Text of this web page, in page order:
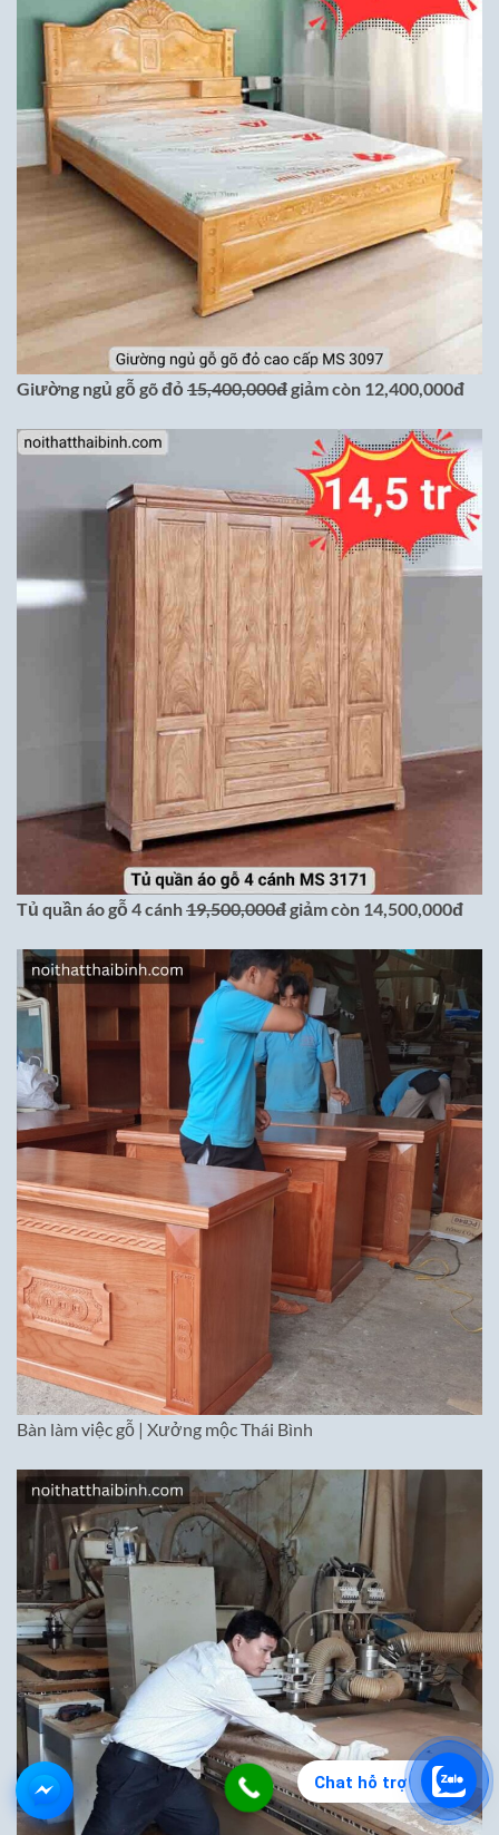
Chat hỗ trợ
Giường ngủ gỗ gõ đỏ 15,400,000đgiảm còn 12,400,000đ
Tủ quần áo gỗ 4 cánh19,500,000đgiảm còn 14,500,000đ
Bàn làm việc gỗ | Xưởng mộc Thái Bình